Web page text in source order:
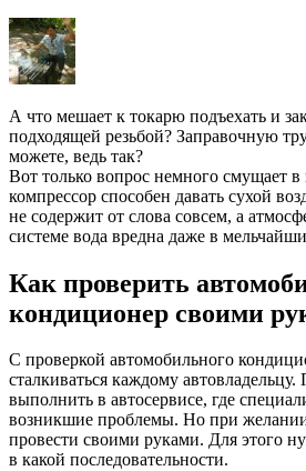
А что мешает к токарю подъехать и
подходящей резьбой? Заправочную
можете, ведь так?
Вот только вопрос немного смущает
компрессор способен давать сухой
не содержит от слова совсем, а
системе вода вредна даже в
Как проверить
кондиционер своими
С проверкой автомобильного
сталкиваться каждому
выполнить в автосервисе, где
возникшие проблемы. Но при
провести своими руками. Для этого
в какой последовательности.